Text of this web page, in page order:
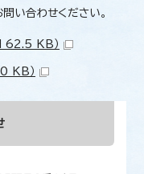
い合わせください。
62.5 KB）
KB）